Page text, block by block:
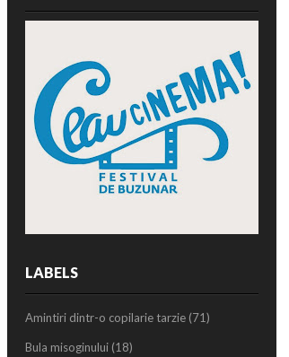
LABELS
Amintiri dintr-o copilarie tarzie (71)
Bula misoginului (18)